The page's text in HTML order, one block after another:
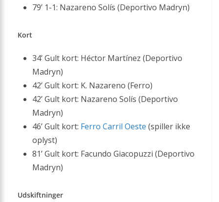
79’ 1-1: Nazareno Solís (Deportivo Madryn)
Kort
34’ Gult kort: Héctor Martínez (Deportivo
Madryn)
42’ Gult kort: K. Nazareno (Ferro)
42’ Gult kort: Nazareno Solís (Deportivo
Madryn)
46’ Gult kort: Ferro Carril Oeste (spiller ikke
oplyst)
81’ Gult kort: Facundo Giacopuzzi (Deportivo
Madryn)
Udskiftninger